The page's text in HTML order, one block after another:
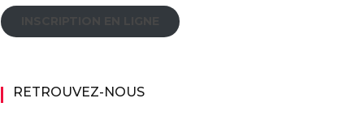
RETROUVEZ-NOUS